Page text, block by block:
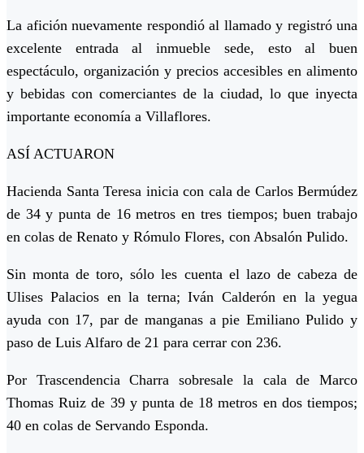
La afición nuevamente respondió al llamado y registró una
excelente entrada al inmueble sede, esto al buen
espectáculo, organización y precios accesibles en alimento
y bebidas con comerciantes de la ciudad, lo que inyecta
importante economía a Villaflores.
ASÍ ACTUARON
Hacienda Santa Teresa inicia con cala de Carlos Bermúdez
de 34 y punta de 16 metros en tres tiempos; buen trabajo
en colas de Renato y Rómulo Flores, con Absalón Pulido.
Sin monta de toro, sólo les cuenta el lazo de cabeza de
Ulises Palacios en la terna; Iván Calderón en la yegua
ayuda con 17, par de manganas a pie Emiliano Pulido y
paso de Luis Alfaro de 21 para cerrar con 236.
Por Trascendencia Charra sobresale la cala de Marco
Thomas Ruiz de 39 y punta de 18 metros en dos tiempos;
40 en colas de Servando Esponda.